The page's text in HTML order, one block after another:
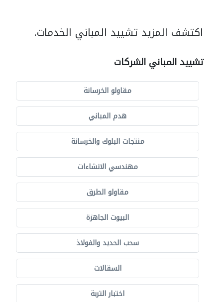
اكتشف المزيد تشييد المباني الخدمات.
تشييد المباني الشركات
مقاولو الخرسانة
هدم المباني
منتجات البلوك والخرسانة
مهندسي الانشاءات
مقاولو الطرق
البيوت الجاهزة
سحب الحديد والفولاذ
السقالات
اختبار التربة